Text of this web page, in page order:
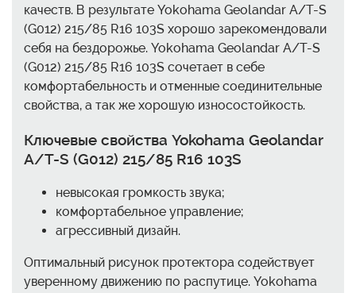
качеств. В результате Yokohama Geolandar A/T-S
(G012) 215/85 R16 103S хорошо зарекомендовали
себя на бездорожье. Yokohama Geolandar A/T-S
(G012) 215/85 R16 103S сочетает в себе
комфортабельность и отменные соединительные
свойства, а так же хорошую износостойкость.
Ключевые свойства Yokohama Geolandar
A/T-S (G012) 215/85 R16 103S
невысокая громкость звука;
комфортабельное управление;
агрессивный дизайн.
Оптимальный рисунок протектора содействует
уверенному движению по распутице. Yokohama